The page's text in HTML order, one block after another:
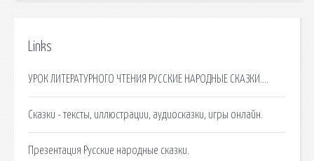
Links
УРОК ЛИТЕРАТУРНОГО ЧТЕНИЯ РУССКИЕ НАРОДНЫЕ СКАЗКИ….
Сказки - тексты, иллюстрации, аудиосказки, игры онлайн.
Презентация Русские народные сказки.